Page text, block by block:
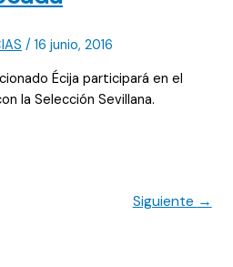
/ 16 junio, 2016
Écija participará en el
la Selección Sevillana.
Siguiente →